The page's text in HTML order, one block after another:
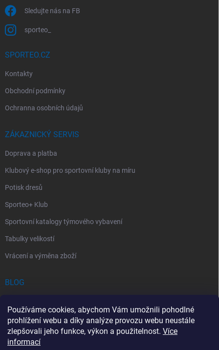
Používáme cookies, abychom Vám umožnili pohodlné
prohlížení webu a díky analýze provozu webu neustále
zlepšovali jeho funkce, výkon a použitelnost. Více
informací
Sledujte nás na FB
sporteo_
SPORTEO.CZ
Kontakty
Obchodní podmínky
Ochranna osobních údajů
ZÁKAZNICKÝ SERVIS
Doprava a platba
Klubový e-shop pro sportovní kluby na míru
Potisk dresů
Sporteo+ Klub
Sportovní katalogy týmového vybavení
Tabulky velikostí
Vrácení a výměna zboží
BLOG
Povinný obsah autolékárničky v roce 2026: co musí obsahovat a na
co si dát pozor
Sportovní lékárnička: Jak si vybrat a co by měla obsahovat?